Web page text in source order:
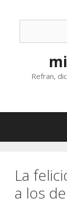
Refran,
La
a los